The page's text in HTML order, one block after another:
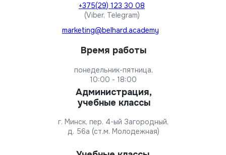
понедельник-пятница,
10:00 - 18:00
Время работы
Администрация,
учебные классы
г. Минск, пер. 4-ый Загородный,
д. 56а (ст.м. Молодежная)
marketing@belhard.academy
+375(29) 123 30 08
(Viber, Telegram)